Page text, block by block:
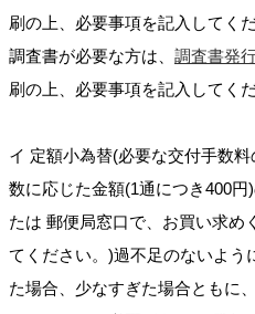
刷の上、必要事項を記入してくだ
調査書が必要な方は、 調査書発
刷の上、必要事項を記入してく
イ 定額小為替(必要な交付手数
数に応じた金額(1通につき400
たは 郵便局窓口で、お買い求め
てください。)過不足のないよう
た場合、少なすぎた場合ともに